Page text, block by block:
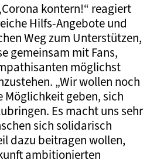
kontern!“ reagiert
Hilfs-Angebote und
Weg zum Unterstützen,
gemeinsam mit Fans,
möglichst
„Wir wollen noch
Möglichkeit geben, sich
Es macht uns sehr
sich solidarisch
dazu beitragen wollen,
ambitionierten